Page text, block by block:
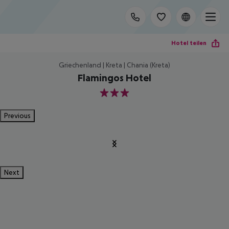
Hotel teilen
Griechenland | Kreta | Chania (Kreta)
Flamingos Hotel
3
Previous
Next